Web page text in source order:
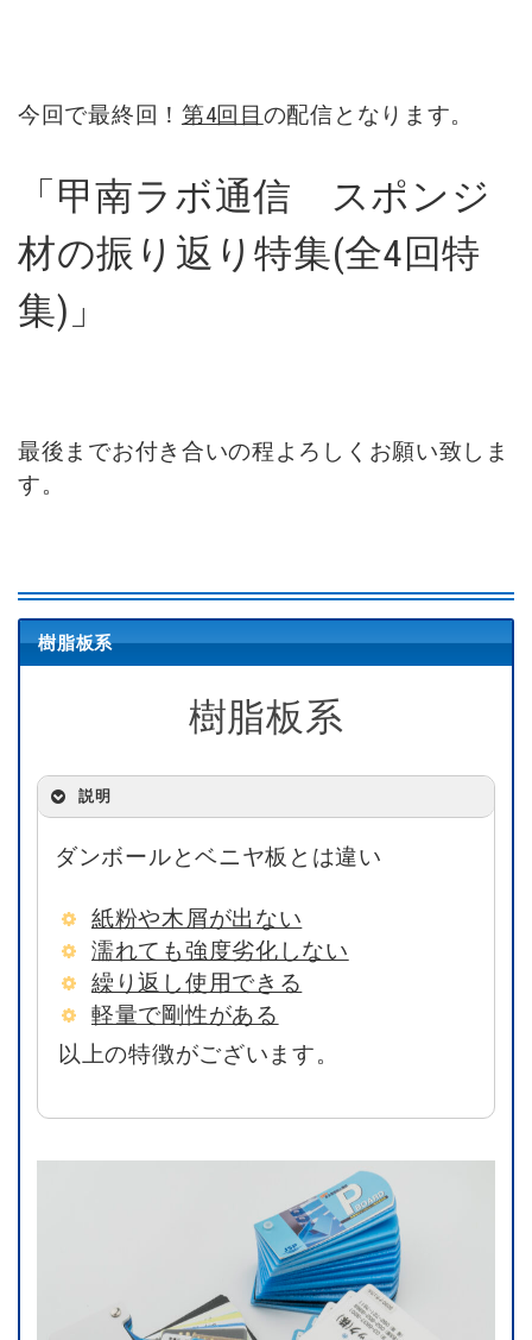
今回で最終回！ 第4回目 の配信となります。
「甲南ラボ通信 スポンジ
材の振り返り特集(全4回特
集)」
最後までお付き合いの程よろしくお願い致しま
す。
樹脂板系
樹脂板系
説明
ダンボールとベニヤ板とは違い
紙粉や木屑が出ない
濡れても強度劣化しない
繰り返し使用できる
軽量で剛性がある
以上の特徴がございます。